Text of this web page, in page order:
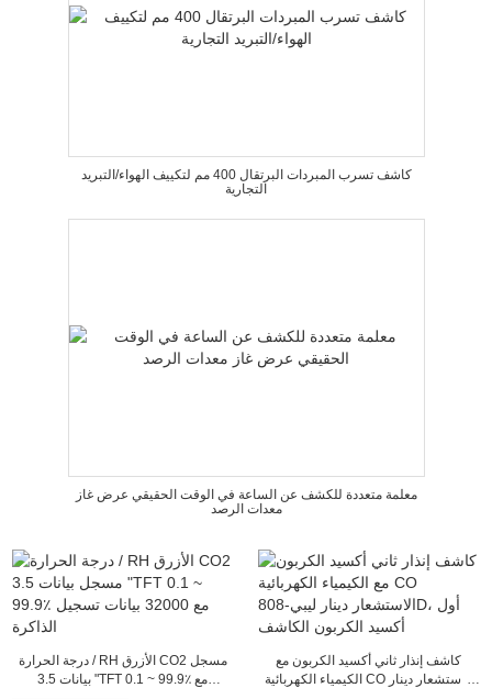
كاشف تسرب المبردات البرتقال 400 مم لتكييف الهواء/التبريد
التجارية
معلمة متعددة للكشف عن الساعة في الوقت الحقيقي عرض غاز
معدات الرصد
درجة الحرارة / RH الأزرق CO2 مسجل
بيانات 3.5 "TFT 0.1 ~ 99.9٪ مع
كاشف إنذار ثاني أكسيد الكربون مع
الكيمياء الكهربائية CO الاستشعار دينار